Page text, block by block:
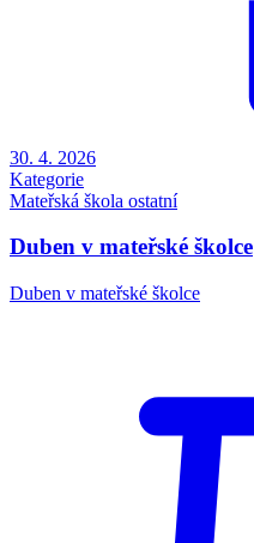
30. 4. 2026
Kategorie
Mateřská škola ostatní
Duben v mateřské školce
Duben v mateřské školce